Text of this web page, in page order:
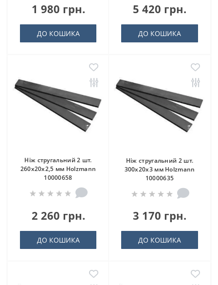
1 980 грн.
ДО КОШИКА
5 420 грн.
ДО КОШИКА
Ніж стругальний 2 шт.
260x20x2,5 мм Holzmann
10000658
2 260 грн.
ДО КОШИКА
Ніж стругальний 2 шт.
300x20x3 мм Holzmann
10000635
3 170 грн.
ДО КОШИКА